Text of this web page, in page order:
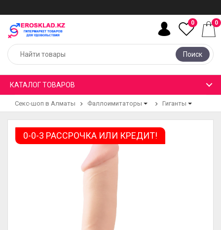
Поиск
0 0
КАТАЛОГ ТОВАРОВ
Секс-шоп в Алматы Фаллоимитаторы Гиганты
0-0-3 РАССРОЧКА ИЛИ КРЕДИТ!